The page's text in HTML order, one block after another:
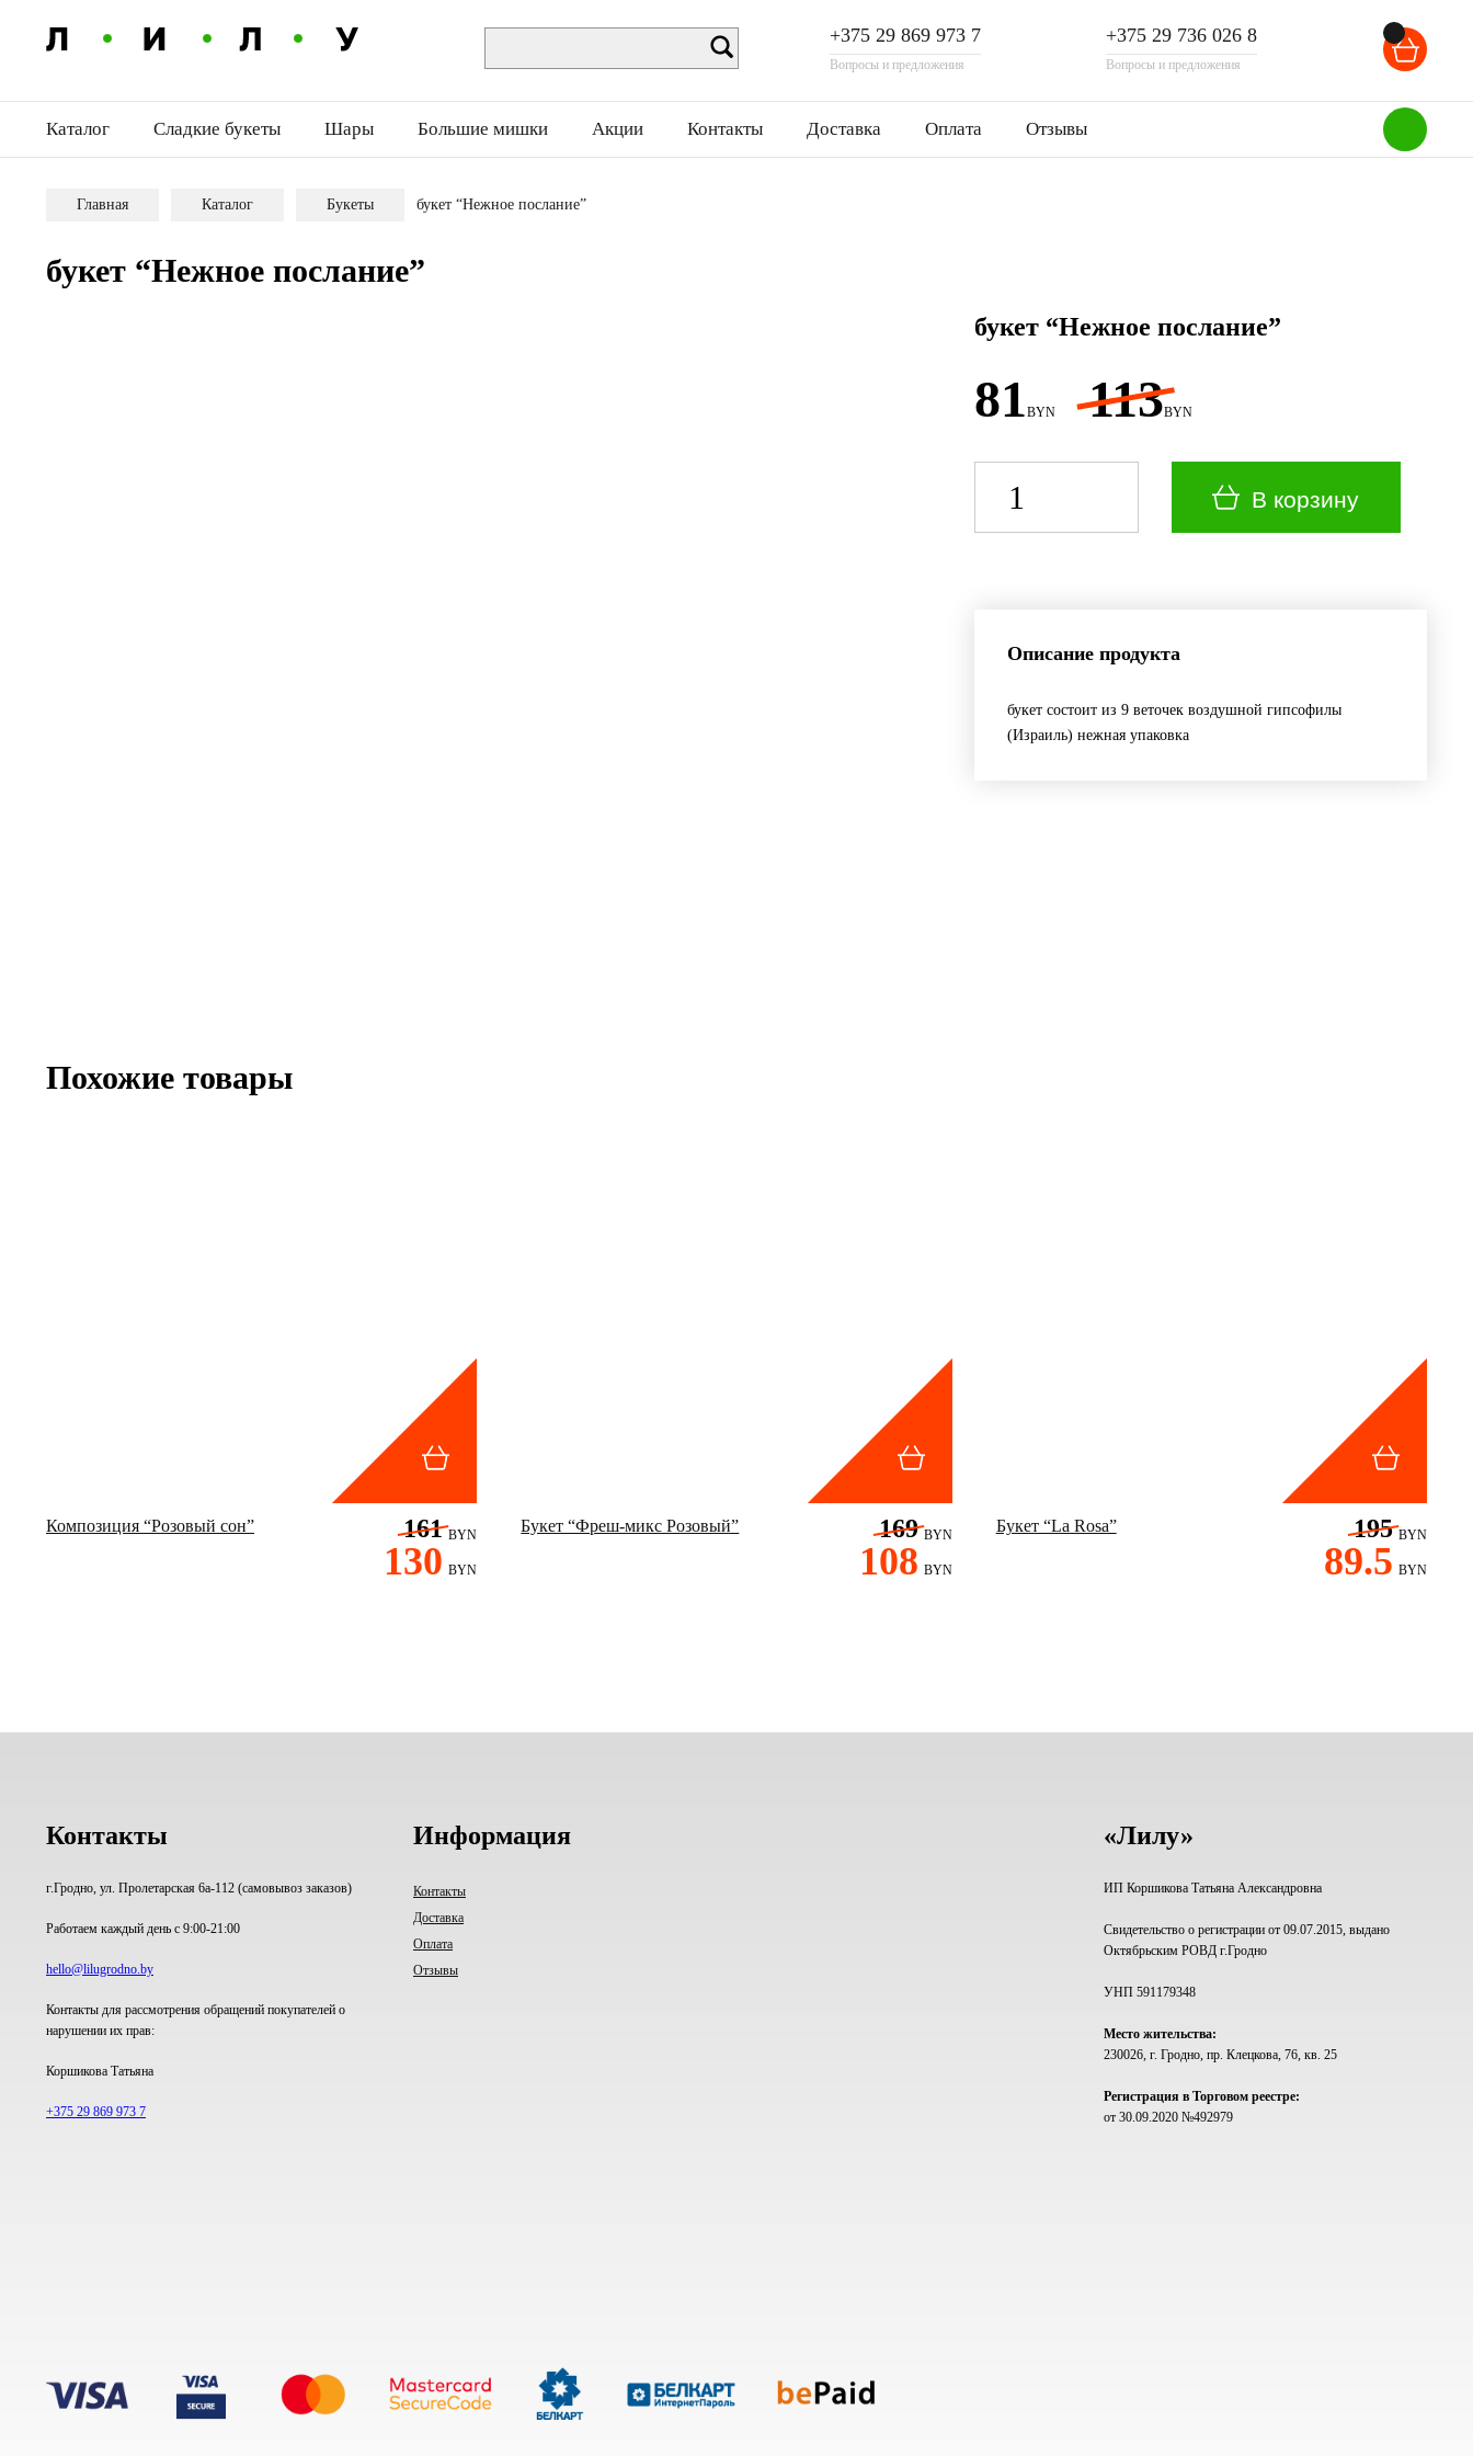
+375 29 869 973 7
Вопросы и предложения
+375 29 736 026 8
Вопросы и предложения
Каталог Сладкие букеты Шары Большие мишки Акции Контакты Доставка Оплата Отзывы
Главная Каталог Букеты букет “Нежное послание”
букет “Нежное послание”
букет “Нежное послание”
81BYN 113BYN
В корзину
Описание продукта
букет состоит из 9 веточек воздушной гипсофилы
(Израиль) нежная упаковка
Похожие товары
Композиция “Розовый сон” 161 BYN
130 BYN
Букет “Фреш-микс Розовый” 169 BYN
108 BYN
Букет “La Rosa” 195 BYN
89.5 BYN
Контакты
г.Гродно, ул. Пролетарская 6а-112 (самовывоз заказов)
Работаем каждый день с 9:00-21:00
hello@lilugrodno.by
Контакты для рассмотрения обращений покупателей о
нарушении их прав:
Коршикова Татьяна
+375 29 869 973 7
Информация
Контакты
Доставка
Оплата
Отзывы
«Лилу»
ИП Коршикова Татьяна Александровна
Свидетельство о регистрации от 09.07.2015, выдано
Октябрьским РОВД г.Гродно
УНП 591179348
Место жительства:
230026, г. Гродно, пр. Клецкова, 76, кв. 25
Регистрация в Торговом реестре:
от 30.09.2020 №492979